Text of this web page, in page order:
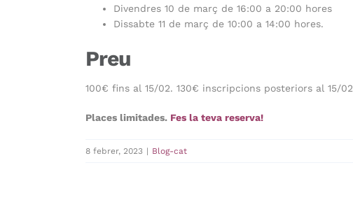
Divendres 10 de març de 16:00 a 20:00 hores
Dissabte 11 de març de 10:00 a 14:00 hores.
Preu
100€ fins al 15/02. 130€ inscripcions posteriors al 15/02
Places limitades. Fes la teva reserva!
8 febrer, 2023 | Blog-cat